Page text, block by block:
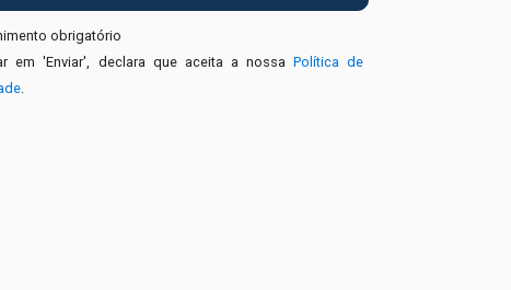
obrigatório
em 'Enviar', declara que aceita a nossaPolítica de
.